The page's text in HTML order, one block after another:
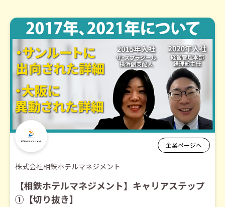
企業ページへ
株式会社相鉄ホテルマネジメント
【相鉄ホテルマネジメント】キャリアステップ
①【切り抜き】